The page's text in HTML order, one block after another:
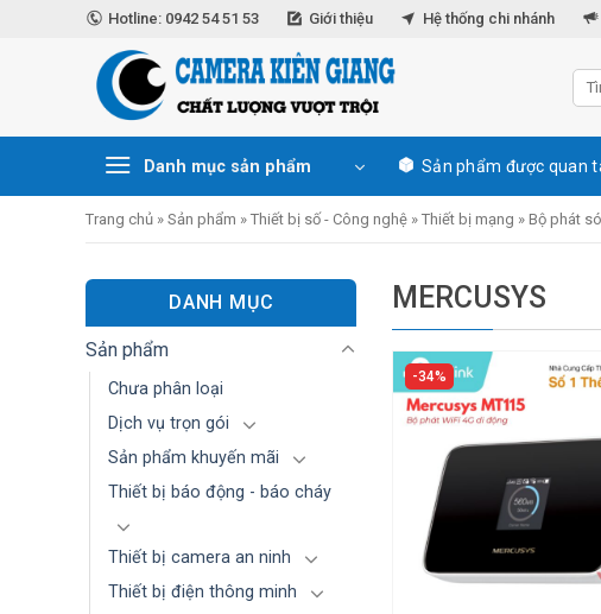
Hotline: 0942 54 51 53 Giới thiệu Hệ thống chi nhánh
Danh mục sản phẩm Sản phẩm được quan
Trang chủ » Sản phẩm » Thiết bị số - Công nghệ » Thiết bị mạng » Bộ phát
DANH MỤC
Sản phẩm
Chưa phân loại
Dịch vụ trọn gói
Sản phẩm khuyến mãi
Thiết bị báo động - báo cháy
Thiết bị camera an ninh
Thiết bị điện thông minh
MERCUSYS
34%